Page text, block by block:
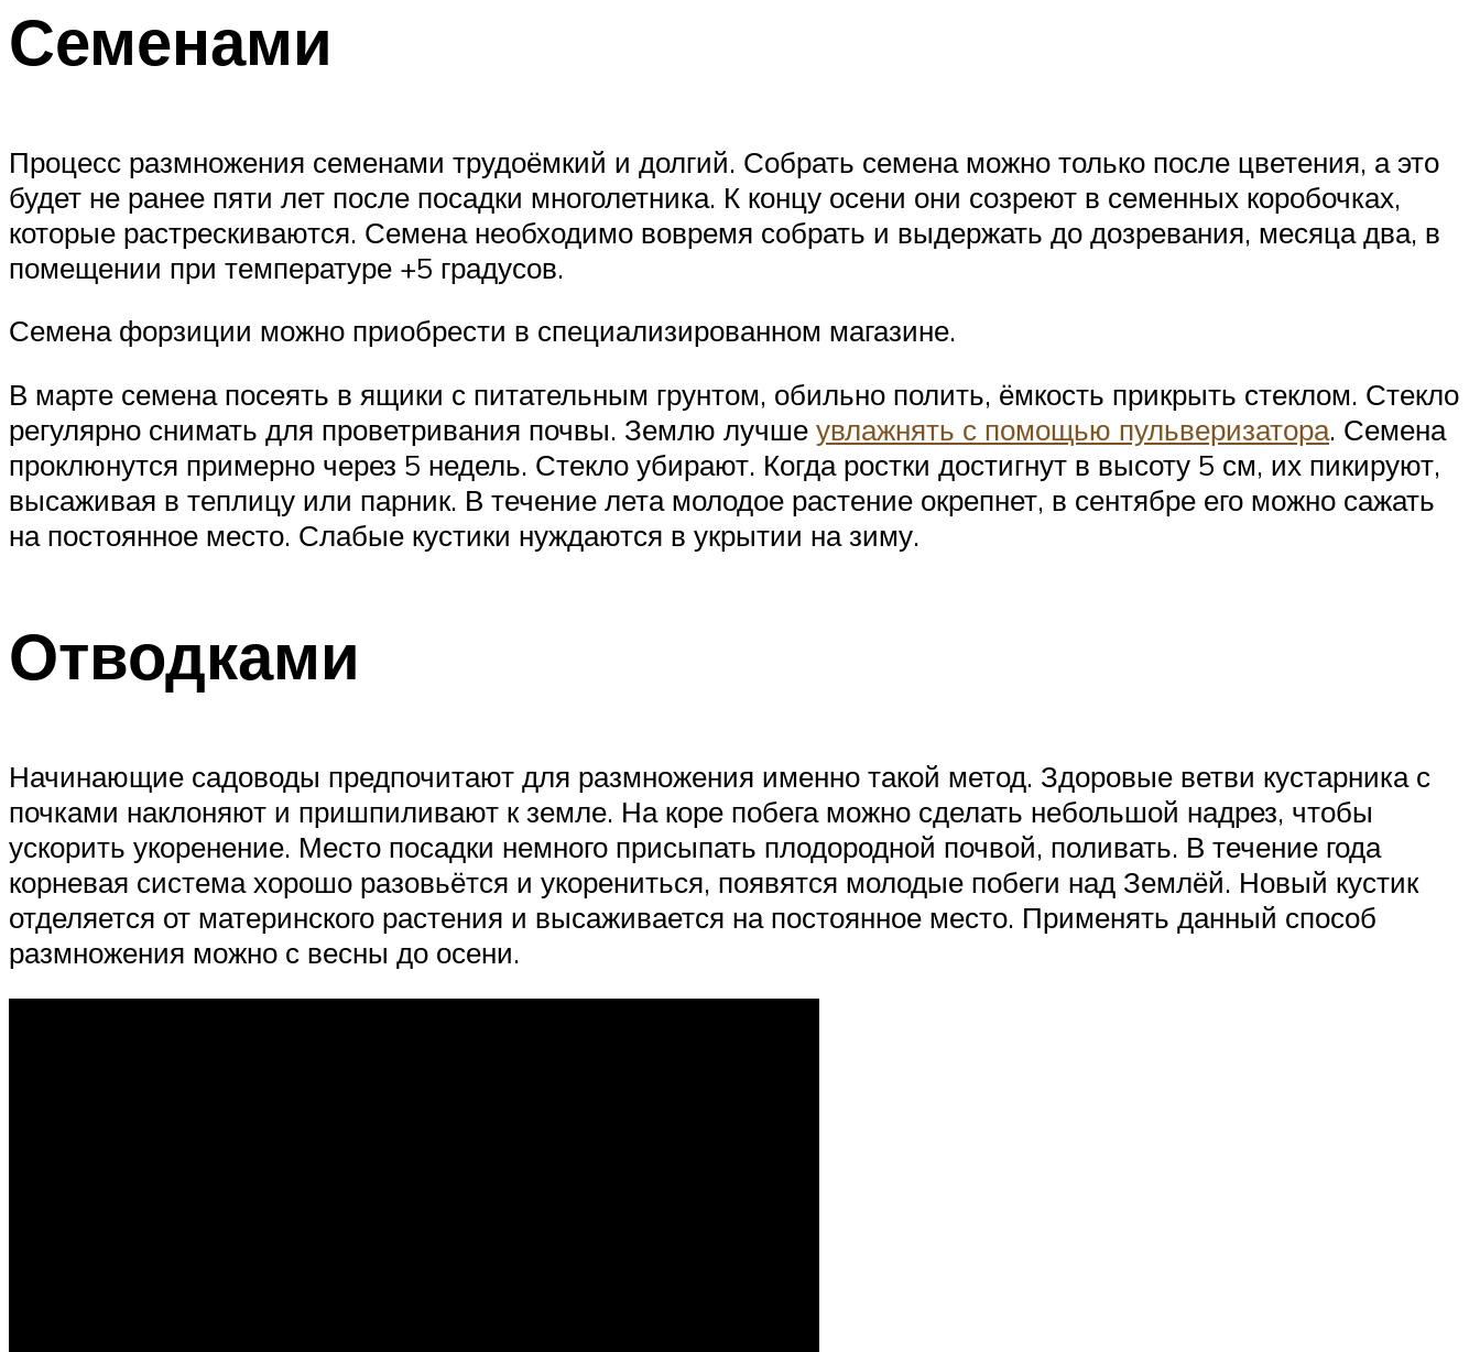
Семенами
Процесс размножения семенами трудоёмкий и долгий. Собрать семена можно только после цветения, а это
будет не ранее пяти лет после посадки многолетника. К концу осени они созреют в семенных коробочках,
которые растрескиваются. Семена необходимо вовремя собрать и выдержать до дозревания, месяца два, в
помещении при температуре +5 градусов.
Семена форзиции можно приобрести в специализированном магазине.
В марте семена посеять в ящики с питательным грунтом, обильно полить, ёмкость прикрыть стеклом. Стекло
регулярно снимать для проветривания почвы. Землю лучше увлажнять с помощью пульверизатора. Семена
проклюнутся примерно через 5 недель. Стекло убирают. Когда ростки достигнут в высоту 5 см, их пикируют,
высаживая в теплицу или парник. В течение лета молодое растение окрепнет, в сентябре его можно сажать
на постоянное место. Слабые кустики нуждаются в укрытии на зиму.
Отводками
Начинающие садоводы предпочитают для размножения именно такой метод. Здоровые ветви кустарника с
почками наклоняют и пришпиливают к земле. На коре побега можно сделать небольшой надрез, чтобы
ускорить укоренение. Место посадки немного присыпать плодородной почвой, поливать. В течение года
корневая система хорошо разовьётся и укорениться, появятся молодые побеги над Землёй. Новый кустик
отделяется от материнского растения и высаживается на постоянное место. Применять данный способ
размножения можно с весны до осени.